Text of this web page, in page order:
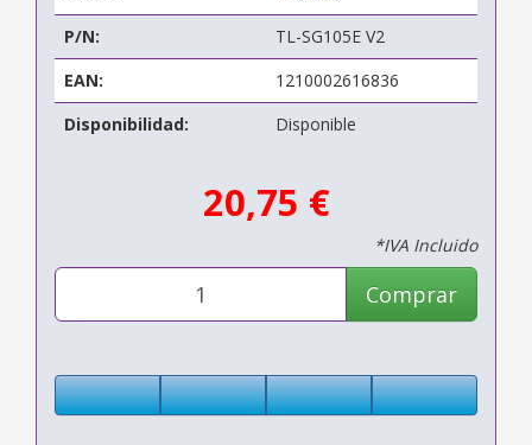
P/N:
TL-SG105E V2
EAN:
1210002616836
Disponibilidad:
Disponible
20,75 €
*IVA Incluido
Comprar